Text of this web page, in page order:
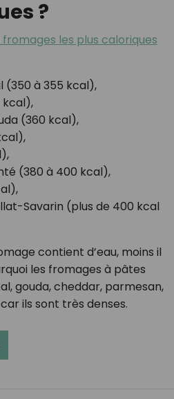
?
fromages les plus caloriques
(350 à 355 kcal),
kcal),
(360 kcal),
(380 à 400 kcal),
Savarin (plus de 400 kcal
contient d’eau, moins il
les fromages à pâtes
gouda, cheddar, parmesan,
ils sont très denses.